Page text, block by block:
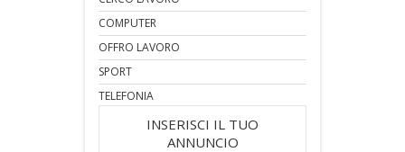
COMPUTER
OFFRO LAVORO
SPORT
TELEFONIA
INSERISCI IL TUO
ANNUNCIO